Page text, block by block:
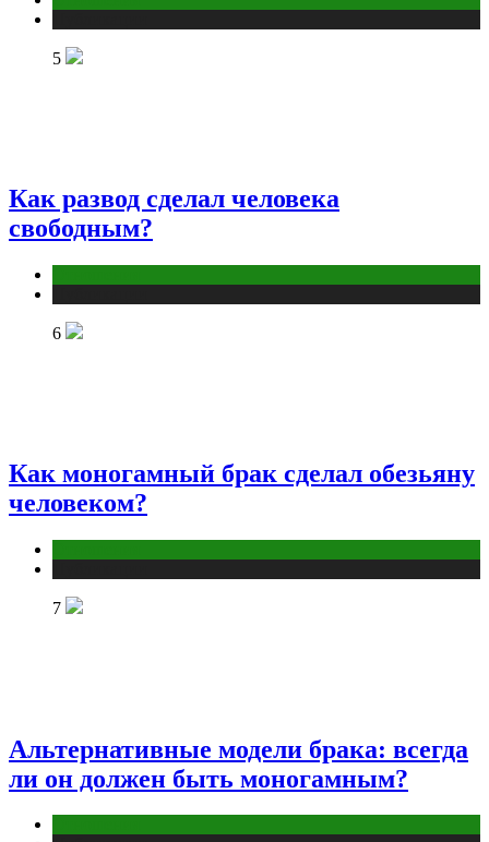
5
Как развод сделал человека
свободным?
6
Как моногамный брак сделал обезьяну
человеком?
7
Альтернативные модели брака: всегда
ли он должен быть моногамным?